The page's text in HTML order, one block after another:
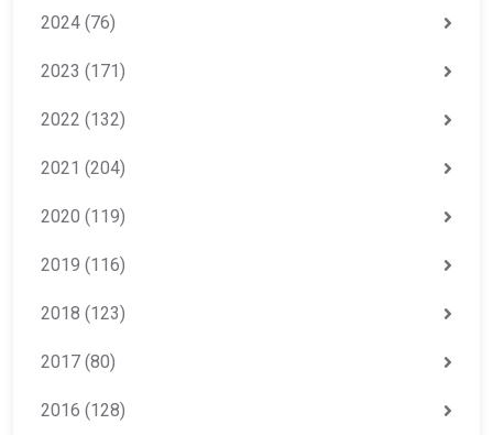
2024 (76)
2023 (171)
2022 (132)
2021 (204)
2020 (119)
2019 (116)
2018 (123)
2017 (80)
2016 (128)